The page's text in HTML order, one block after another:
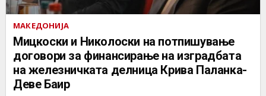
МАКЕДОНИЈА
Мицкоски и Николоски на потпишување
договори за финансирање на изградбата
на железничката делница Крива Паланка-
Деве Баир